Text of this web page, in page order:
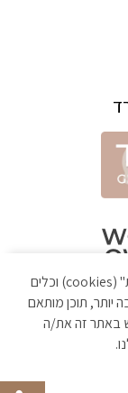
ביותר
לידיעתכם, באתר זה נעשה שימוש ב"קבצי עוגיות" (cookies) וכלים
יותר, תוכן מותאם
באתר זה את/ה